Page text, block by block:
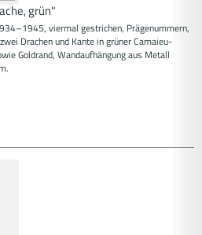
grün"
viermal gestrichen, Prägenummern,
Drachen und Kante in grüner Camaieu-
Goldrand, Wandaufhängung aus Metall